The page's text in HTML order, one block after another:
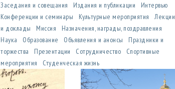
Заседания и совещания
Издания и публикации
Интервью
Конференции и семинары
Культурные мероприятия
Лекции
и доклады
Миссия
Назначения, награды, поздравления
Наука
Образование Объявления и анонсы
Праздники и
торжества
Презентации Сотрудничество
Спортивные
мероприятия
Студенческая жизнь